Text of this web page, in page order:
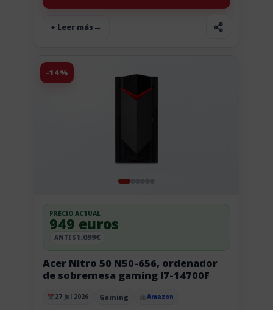
+ Leer más
-14%
Publicado el
27 Jul 2026 Gaming Amazon
Acer Nitro 50 N50-656, ordenador
de sobremesa gaming I7-14700F
PRECIO ACTUAL
949 euros
ANTES1.099€